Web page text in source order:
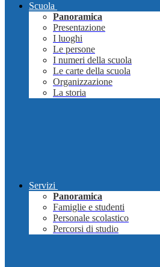
Scuola
Panoramica
Presentazione
I luoghi
Le persone
I numeri della scuola
Le carte della scuola
Organizzazione
La storia
Servizi
Panoramica
Famiglie e studenti
Personale scolastico
Percorsi di studio